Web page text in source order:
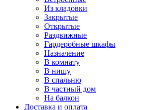
Из кладовки
Закрытые
Открытые
Раздвижные
Гардеробные шкафы
Назначение
В комнату
В нишу
В спальню
В частный дом
На балкон
Доставка и оплата